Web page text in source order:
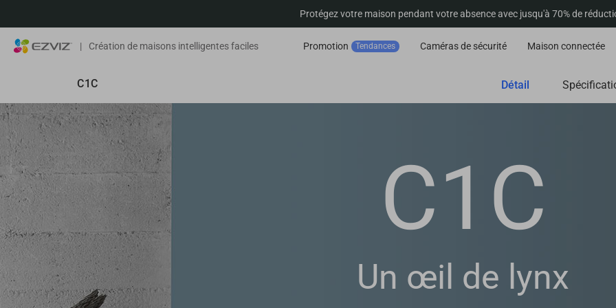
Protégez votre maison pendant votre absence avec jusqu'à 70% de
| Création de maisons intelligentes faciles Promotion Tendances Caméras de sécurité Maison connectée
Détail
C1C
C1C
Un œil de lynx